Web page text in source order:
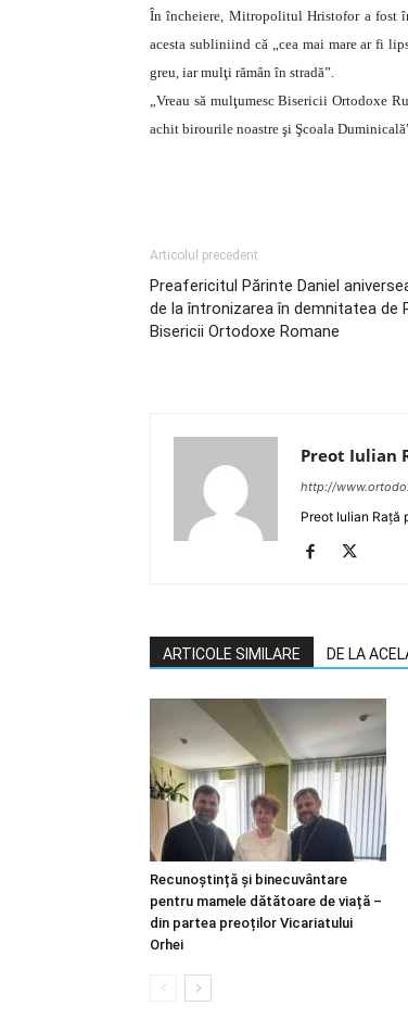
În încheiere, Mitropolitul Hristofor a fost
acesta subliniind că „cea mai mare ar fi
greu, iar mulţi rămân în stradă”.
„Vreau să mulţumesc Bisericii Ortodoxe
achit birourile noastre şi Şcoala
Articolul precedent
Preafericitul Părinte Daniel
de la întronizarea în demnitatea de
Bisericii Ortodoxe Romane
Preot Iulian
http://
Preot Iulian Rață
ARTICOLE SIMILARE DE LA
Recunoștință și binecuvântare
pentru mamele dătătoare de viață –
din partea preoților Vicariatului
Orhei